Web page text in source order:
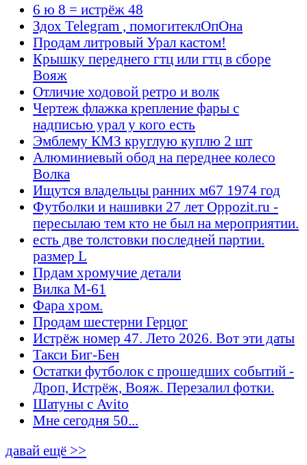
6 ю 8 = истрёж 48
Здох Telegram , помогитеклОпОна
Продам литровый Урал кастом!
Крышку переднего гтц или гтц в сборе
Вояж
Отличие ходовой ретро и волк
Чертеж флажка крепление фары с
надписью урал у кого есть
Эмблему КМЗ круглую куплю 2 шт
Алюминиевый обод на переднее колесо
Волка
Ищутся владельцы ранних м67 1974 год
Футболки и нашивки 27 лет Oppozit.ru -
пересылаю тем кто не был на мероприятии.
есть две толстовки последней партии.
размер L
Прдам хромучие детали
Вилка М-61
Фара хром.
Продам шестерни Герцог
Истрёж номер 47. Лето 2026. Вот эти даты
Такси Биг-Бен
Остатки футболок с прошедших событий -
Дроп, Истрёж, Вояж. Перезалил фотки.
Шатуны с Avito
Мне сегодня 50...
давай ещё >>